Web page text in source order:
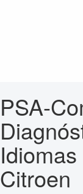
PSA-
Citroen